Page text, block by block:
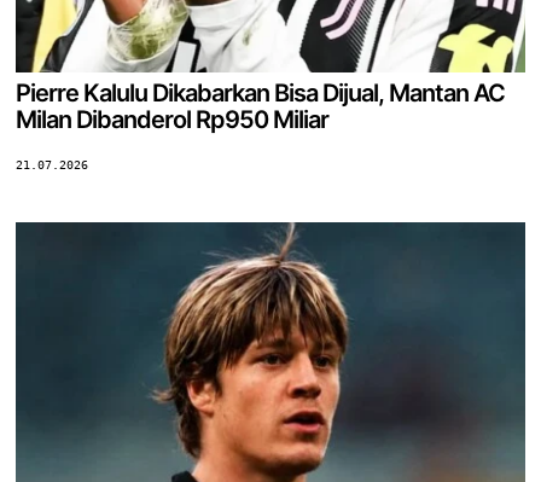
Pierre Kalulu Dikabarkan Bisa Dijual, Mantan AC
Milan Dibanderol Rp950 Miliar
21.07.2026